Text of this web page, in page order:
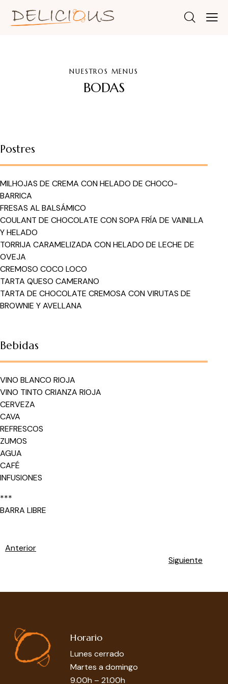
NUESTROS MENUS
BODAS
Postres
MILHOJAS DE CREMA CON HELADO DE CHOCO-
BARRICA
FRESAS AL BALSÁMICO
COULANT DE CHOCOLATE CON SOPA FRÍA DE VAINILLA
Y HELADO
TORRIJA CARAMELIZADA CON HELADO DE LECHE DE
OVEJA
CREMOSO COCO LOCO
TARTA QUESO CAMERANO
TARTA DE CHOCOLATE CREMOSA CON VIRUTAS DE
BROWNIE Y AVELLANA
Bebidas
VINO BLANCO RIOJA
VINO TINTO CRIANZA RIOJA
CERVEZA
CAVA
REFRESCOS
ZUMOS
AGUA
CAFÉ
INFUSIONES
***
BARRA LIBRE
Anterior
Siguiente
Horario
Lunes cerrado
Martes a domingo
9.00h – 21.00h